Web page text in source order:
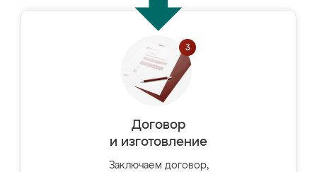
Договор
и изготовление
Заключаем договор,